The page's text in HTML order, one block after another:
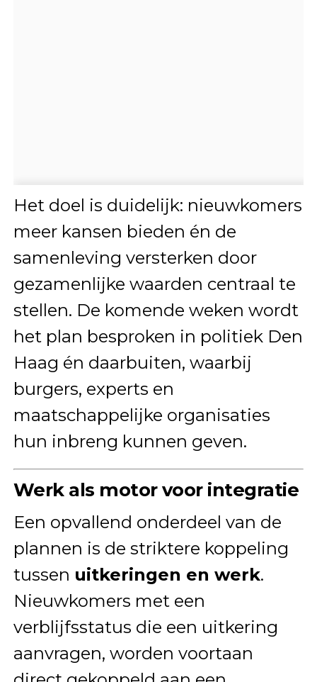
Het doel is duidelijk: nieuwkomers
meer kansen bieden én de
samenleving versterken door
gezamenlijke waarden centraal te
stellen. De komende weken wordt
het plan besproken in politiek Den
Haag én daarbuiten, waarbij
burgers, experts en
maatschappelijke organisaties
hun inbreng kunnen geven.
Werk als motor voor integratie
Een opvallend onderdeel van de
plannen is de striktere koppeling
tussen uitkeringen en werk.
Nieuwkomers met een
verblijfsstatus die een uitkering
aanvragen, worden voortaan